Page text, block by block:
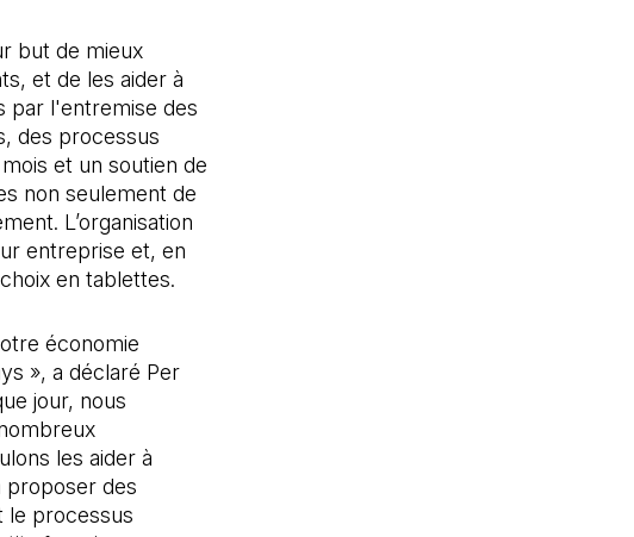
but de mieux
et de les aider à
par l'entremise des
des processus
et un soutien de
non seulement de
L’organisation
entreprise et, en
en tablettes.
économie
», a déclaré Per
jour, nous
les aider à
proposer des
le processus